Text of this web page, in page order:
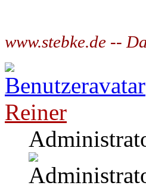
www.stebke.de --
Reiner